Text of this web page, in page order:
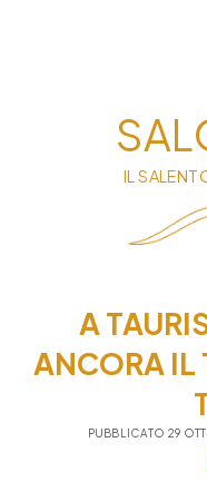
IL
A
ANCORA IL
PUBBLICATO 29